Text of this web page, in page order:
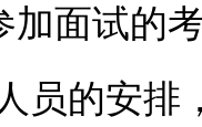
面试的考
员的安排